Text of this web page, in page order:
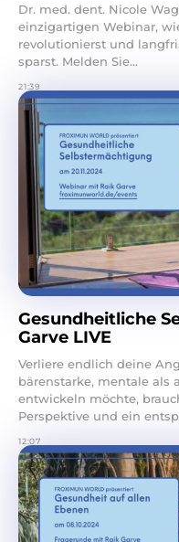
Dr. med. dent. Nicole Wagner - Erfahre
einzigartigen Webinar,
revolutionierst und
sparst. Melden Sie...
21:39
Gesundheitliche
Garve LIVE
Verliere endlich deine Angst
bärenstarke, mentale als
entwickeln möchte,
Perspektive und ein
12:07